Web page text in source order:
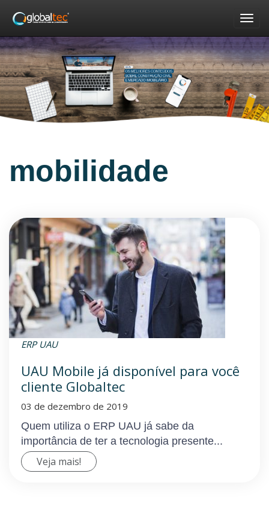
mobilidade
ERP UAU
UAU Mobile já disponível para você
cliente Globaltec
03 de dezembro de 2019
Quem utiliza o ERP UAU já sabe da
importância de ter a tecnologia presente...
Veja mais!